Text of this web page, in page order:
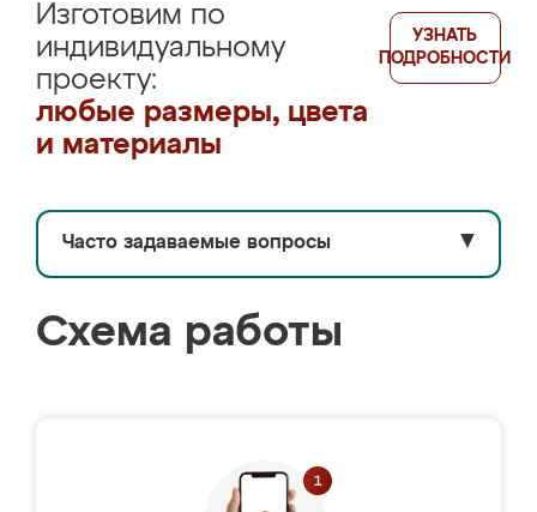
Изготовим по
индивидуальному
проекту:
любые размеры, цвета
и материалы
УЗНАТЬ
ПОДРОБНОСТИ
Часто задаваемые вопросы ▼
Схема работы